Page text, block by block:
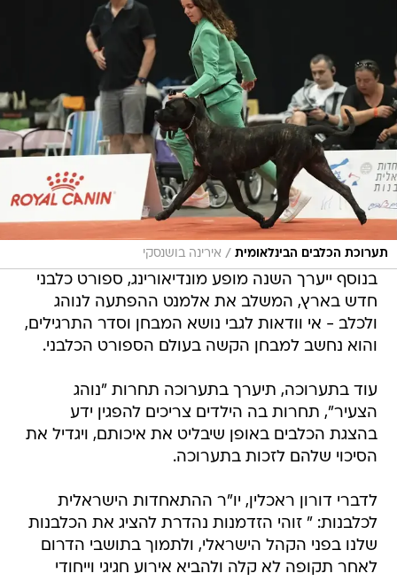
תערוכת הכלבים הבינלאומית / אירינה בושנסקי
בנוסף ייערך השנה מופע מונדיאורינג, ספורט כלבני
חדש בארץ, המשלב את אלמנט ההפתעה לנוהג
ולכלב - אי וודאות לגבי נושא המבחן וסדר התרגילים,
והוא נחשב למבחן הקשה בעולם הספורט הכלבני.
עוד בתערוכה, תיערך בתערוכה תחרות "נוהג
הצעיר", תחרות בה הילדים צריכים להפגין ידע
בהצגת הכלבים באופן שיבליט את איכותם, ויגדיל את
הסיכוי שלהם לזכות בתערוכה.
לדברי דורון ראכלין, יו"ר ההתאחדות הישראלית
לכלבנות: " זוהי הזדמנות נהדרת להציג את הכלבנות
שלנו בפני הקהל הישראלי, ולתמוך בתושבי הדרום
לאחר תקופה לא קלה ולהביא אירוע חגיגי וייחודי